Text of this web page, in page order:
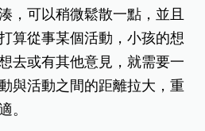
，可以稍微鬆散一點，並且
算從事某個活動，小孩的想
去或有其他意見，就需要一
與活動之間的距離拉大，重
。